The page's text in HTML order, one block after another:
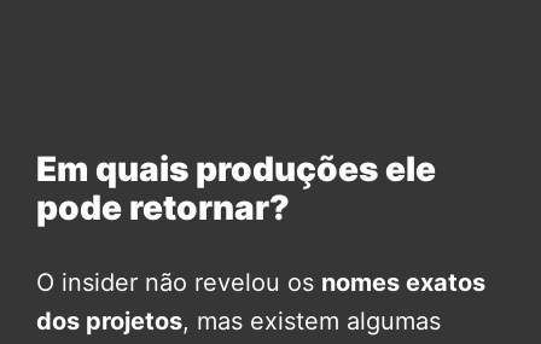
Em quais produções ele
pode retornar?
O insider não revelou os nomes exatos
dos projetos, mas existem algumas